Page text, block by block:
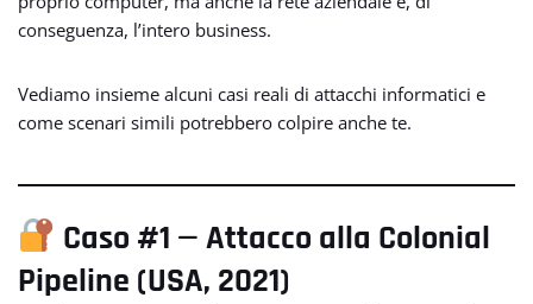
conseguenza, l’intero business.
Vediamo insieme alcuni casi reali di attacchi informatici e
come scenari simili potrebbero colpire anche te.
Caso #1 — Attacco alla Colonial
Pipeline (USA, 2021)